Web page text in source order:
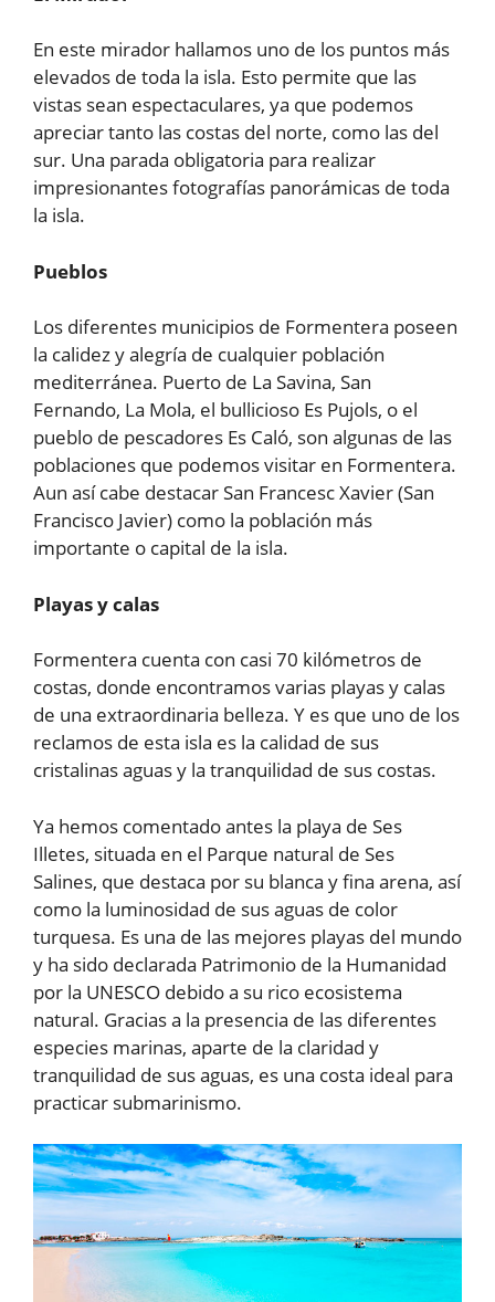
En este mirador hallamos uno de los puntos más
elevados de toda la isla. Esto permite que las
vistas sean espectaculares, ya que podemos
apreciar tanto las costas del norte, como las del
sur. Una parada obligatoria para realizar
impresionantes fotografías panorámicas de toda
la isla.
Pueblos
Los diferentes municipios de Formentera poseen
la calidez y alegría de cualquier población
mediterránea. Puerto de La Savina, San
Fernando, La Mola, el bullicioso Es Pujols, o el
pueblo de pescadores Es Caló, son algunas de las
poblaciones que podemos visitar en Formentera.
Aun así cabe destacar San Francesc Xavier (San
Francisco Javier) como la población más
importante o capital de la isla.
Playas y calas
Formentera cuenta con casi 70 kilómetros de
costas, donde encontramos varias playas y calas
de una extraordinaria belleza. Y es que uno de los
reclamos de esta isla es la calidad de sus
cristalinas aguas y la tranquilidad de sus costas.
Ya hemos comentado antes la playa de Ses
Illetes, situada en el Parque natural de Ses
Salines, que destaca por su blanca y fina arena, así
como la luminosidad de sus aguas de color
turquesa. Es una de las mejores playas del mundo
y ha sido declarada Patrimonio de la Humanidad
por la UNESCO debido a su rico ecosistema
natural. Gracias a la presencia de las diferentes
especies marinas, aparte de la claridad y
tranquilidad de sus aguas, es una costa ideal para
practicar submarinismo.